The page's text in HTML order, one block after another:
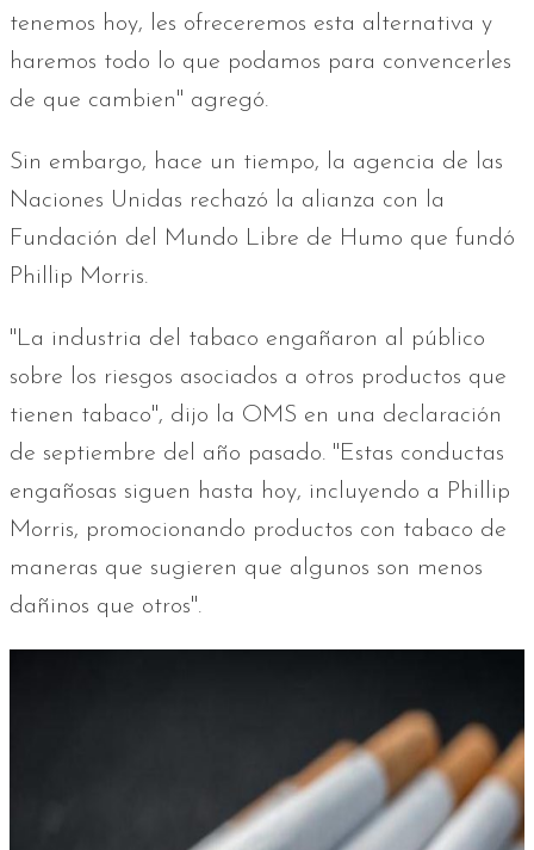
tenemos hoy, les ofreceremos esta alternativa y
haremos todo lo que podamos para convencerles
de que cambien" agregó.
Sin embargo, hace un tiempo, la agencia de las
Naciones Unidas rechazó la alianza con la
Fundación del Mundo Libre de Humo que fundó
Phillip Morris.
"La industria del tabaco engañaron al público
sobre los riesgos asociados a otros productos que
tienen tabaco", dijo la OMS en una declaración
de septiembre del año pasado. "Estas conductas
engañosas siguen hasta hoy, incluyendo a Phillip
Morris, promocionando productos con tabaco de
maneras que sugieren que algunos son menos
dañinos que otros".